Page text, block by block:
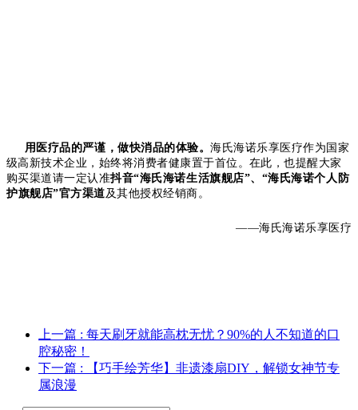
用医疗品的严谨，做快消品的体验。海氏海诺乐享医疗作为国家
级高新技术企业，始终将消费者健康置于首位。在此，也提醒大家
购买渠道请一定认准抖音“海氏海诺生活旗舰店”、“海氏海诺个人防
护旗舰店”官方渠道及其他授权经销商。
——海氏海诺乐享医疗
上一篇 : 每天刷牙就能高枕无忧？90%的人不知道的口
腔秘密！
下一篇 : 【巧手绘芳华】非遗漆扇DIY，解锁女神节专
属浪漫